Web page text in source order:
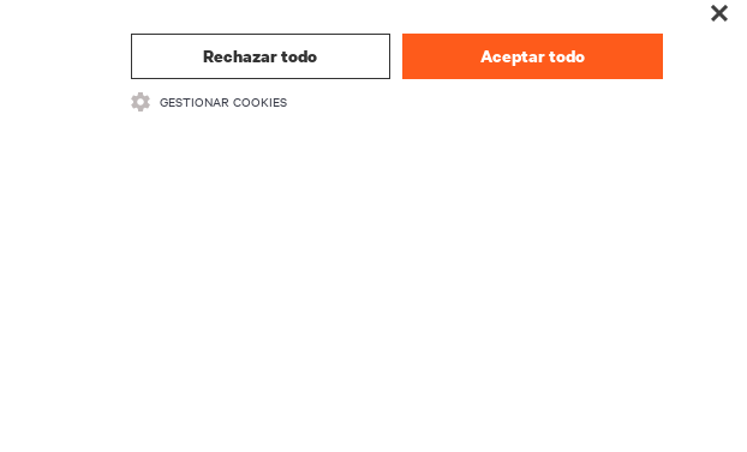
Rechazar todo Aceptar todo
GESTIONAR COOKIES